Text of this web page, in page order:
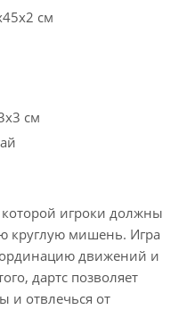
см
см
которой игроки должны
круглую мишень. Игра
движений и
дартс позволяет
и отвлечься от